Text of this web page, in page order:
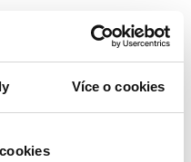
Více o cookies